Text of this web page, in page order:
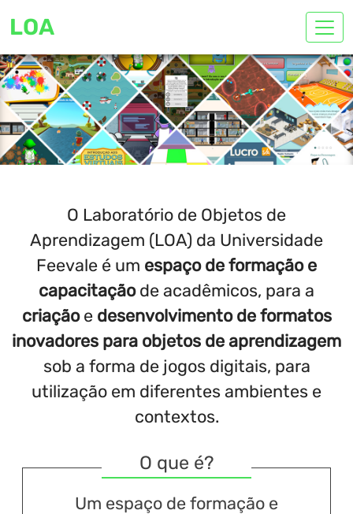
LOA
O Laboratório de Objetos de
Aprendizagem (LOA) da Universidade
Feevale é um espaço de formação e
capacitaçãode acadêmicos, para a
criaçãoe desenvolvimento de formatos
inovadores para objetos de aprendizagem
sob a forma de jogos digitais, para
utilização em diferentes ambientes e
contextos.
O que é?
Um espaço de formação e